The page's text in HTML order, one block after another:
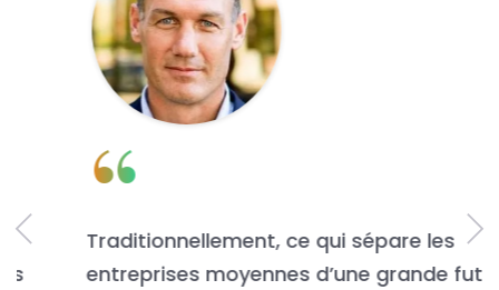
“
Traditionnellement, ce qui sépare les
entreprises moyennes d’une grande fut la